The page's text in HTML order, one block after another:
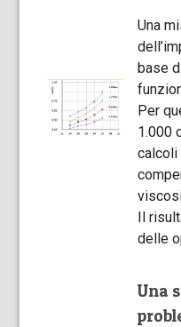
Una
base
Per
1.000
calcoli
Il
delle
Una